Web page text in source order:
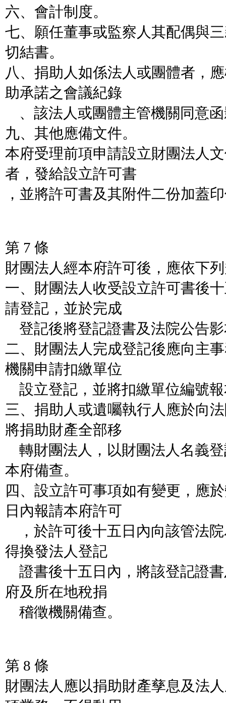
六、會計制度。
七、願任董事或監察人其配偶與
切結書。
八、捐助人如係法人或團體者，
助承諾之會議紀錄
、該法人或團體主管機關同意
九、其他應備文件。
本府受理前項申請設立財團法人
者，發給設立許可書
，並將許可書及其附件二份加蓋
第 7 條
財團法人經本府許可後，應依下
一、財團法人收受設立許可書後
請登記，並於完成
登記後將登記證書及法院公告
二、財團法人完成登記後應向主
機關申請扣繳單位
設立登記，並將扣繳單位編號
三、捐助人或遺囑執行人應於向
將捐助財產全部移
轉財團法人，以財團法人名義
本府備查。
四、設立許可事項如有變更，應
日內報請本府許可
，於許可後十五日內向該管法
得換發法人登記
證書後十五日內，將該登記證
府及所在地稅捐
稽徵機關備查。
第 8 條
財團法人應以捐助財產孳息及法